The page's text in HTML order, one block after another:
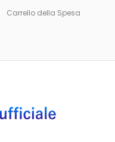
Carrello della Spesa